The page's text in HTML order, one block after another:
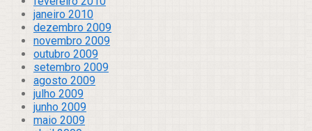
janeiro 2010
dezembro 2009
novembro 2009
outubro 2009
setembro 2009
agosto 2009
julho 2009
junho 2009
maio 2009